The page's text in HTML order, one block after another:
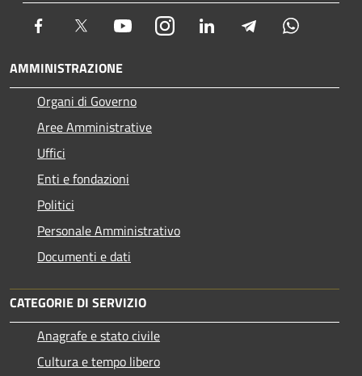
Facebook Twitter YoutubeInstagram LinkedIn Telegram
AMMINISTRAZIONE
Organi di Governo
Aree Amministrative
Uffici
Enti e fondazioni
Politici
Personale Amministrativo
Documenti e dati
CATEGORIE DI SERVIZIO
Anagrafe e stato civile
Cultura e tempo libero